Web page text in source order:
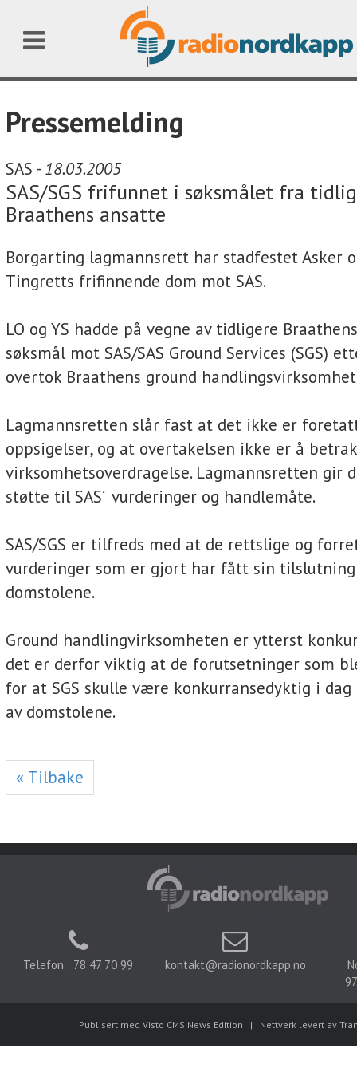
Pressemelding
SAS - 18.03.2005
SAS/SGS frifunnet i søksmålet fra
Braathens ansatte
Borgarting lagmannsrett har stadfestet Asker
Tingretts frifinnende dom mot SAS.
LO og YS hadde på vegne av tidligere
søksmål mot SAS/SAS Ground Services (SGS)
overtok Braathens ground
Lagmannsretten slår fast at det ikke er
oppsigelser, og at overtakelsen ikke er å
virksomhetsoverdragelse. Lagmannsretten gir
støtte til SAS´ vurderinger og handlemåte.
SAS/SGS er tilfreds med at de rettslige og
vurderinger som er gjort har fått sin
domstolene.
Ground handlingvirksomheten er ytterst
det er derfor viktig at de forutsetninger som
for at SGS skulle være konkurransedyktig i
av domstolene.
« Tilbake
Telefon : 78 47 70 99 kontakt@radionordkapp.no
Publisert med Visto CMS News Edition | Nettverk levert av